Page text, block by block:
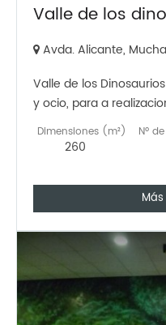
Valle de los
Avda. Alicante,
Valle de los
y ocio, para a
Dimensiones (m²)
260
Nº